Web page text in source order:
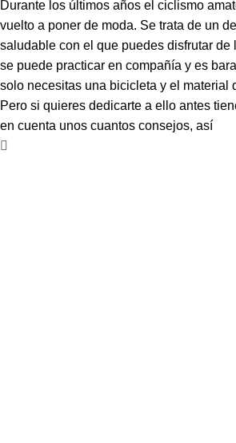
Durante los últimos años el ciclismo
vuelto a poner de moda. Se trata de un
saludable con el que puedes disfrutar de
se puede practicar en compañía y es
solo necesitas una bicicleta y el material
Pero si quieres dedicarte a ello antes
en cuenta unos cuantos consejos, así